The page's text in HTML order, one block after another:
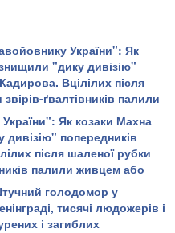
України": Як
"дику дивізію"
Вцілілих після
ґвалтівників палили
рубали на дрібні
Як козаки Махна
попередників
після шаленої рубки
палили живцем або
на дрібні шматки
голодомор у
тисячі людожерів і
і загиблих